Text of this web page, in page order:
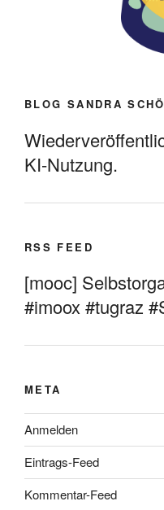
BLOG SANDRA
KI-Nutzung.
RSS FEED
[mooc]
#imoox #tugraz
META
Anmelden
Eintrags-Feed
Kommentar-Feed